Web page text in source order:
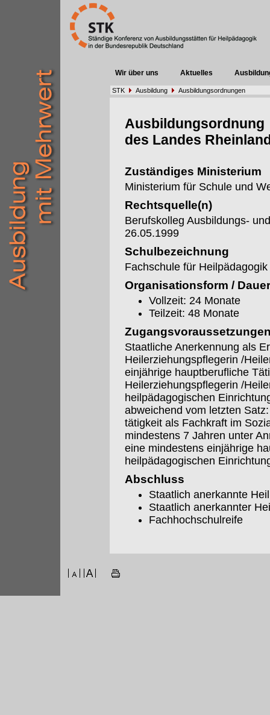
Wir über uns Aktuelles
STK Ausbildung Ausbildungsordnungen
Ausbildungsordnung
des Landes
Zuständiges Ministerium
Ministerium für Schule und
Rechtsquelle(n)
Berufskolleg Ausbildungs-
26.05.1999
Schulbezeichnung
Fachschule für Heilpädagogik
Organisationsform / Dauer
Vollzeit: 24 Monate
Teilzeit: 48 Monate
Staatliche Anerkennung als
Heilerziehungspflegerin /
einjährige hauptberufliche
Heilerziehungspflegerin /
heilpädagogischen
abweichend vom letzten
tätigkeit als Fachkraft im
mindestens 7 Jahren unter
eine mindestens einjährige
heilpädagogischen
Abschluss
Staatlich anerkannte
Staatlich anerkannter
Fachhochschulreife